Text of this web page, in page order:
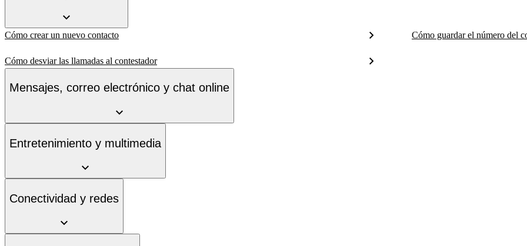
Cómo crear un nuevo contacto Cómo guardar el número del
Cómo desviar las llamadas al contestador
Mensajes, correo electrónico y chat online
Entretenimiento y multimedia
Conectividad y redes